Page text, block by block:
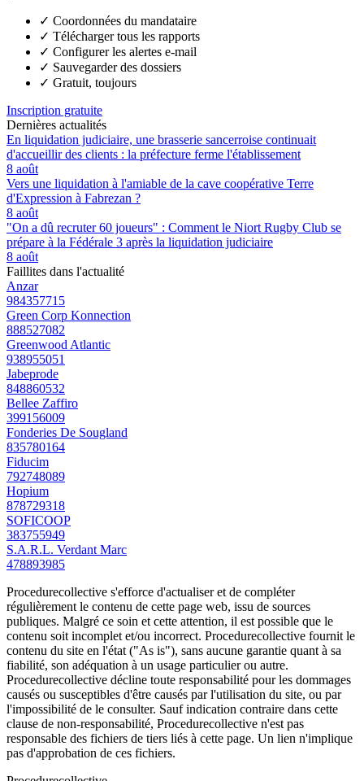
✓ Coordonnées du mandataire
✓ Télécharger tous les rapports
✓ Configurer les alertes e-mail
✓ Sauvegarder des dossiers
✓ Gratuit, toujours
Inscription gratuite
Dernières actualités
En liquidation judiciaire, une brasserie sancerroise continuait
d'accueillir des clients : la préfecture ferme l'établissement
8 août
Vers une liquidation à l'amiable de la cave coopérative Terre
d'Expression à Fabrezan ?
8 août
"On a dû recruter 60 joueurs" : Comment le Niort Rugby Club se
prépare à la Fédérale 3 après la liquidation judiciaire
8 août
Faillites dans l'actualité
Anzar
984357715
Green Corp Konnection
888527082
Greenwood Atlantic
938955051
Jabeprode
848860532
Bellee Zaffiro
399156009
Fonderies De Sougland
835780164
Fiducim
792748089
Hopium
878729318
SOFICOOP
383755949
S.A.R.L. Verdant Marc
478893985
Procedurecollective s'efforce d'actualiser et de compléter
régulièrement le contenu de cette page web, issu de sources
publiques. Malgré ce soin et cette attention, il est possible que le
contenu soit incomplet et/ou incorrect. Procedurecollective fournit le
contenu du site en l'état ("As is"), sans aucune garantie quant à sa
fiabilité, son adéquation à un usage particulier ou autre.
Procedurecollective décline toute responsabilité pour les dommages
causés ou susceptibles d'être causés par l'utilisation du site, ou par
l'impossibilité de le consulter. Sauf indication contraire dans cette
clause de non-responsabilité, Procedurecollective n'est pas
responsable des fichiers de tiers liés à cette page. Un lien n'implique
pas d'approbation de ces fichiers.